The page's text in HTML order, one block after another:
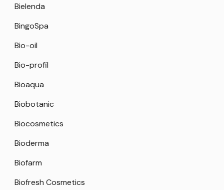
Bielenda
BingoSpa
Bio-oil
Bio-profil
Bioaqua
Biobotanic
Biocosmetics
Bioderma
Biofarm
Biofresh Cosmetics